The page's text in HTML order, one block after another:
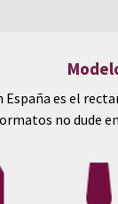
España es el
no dude en